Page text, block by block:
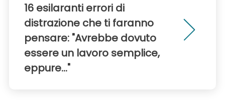
16 esilaranti errori di
distrazione che ti faranno
pensare: "Avrebbe dovuto
essere un lavoro semplice,
eppure..."